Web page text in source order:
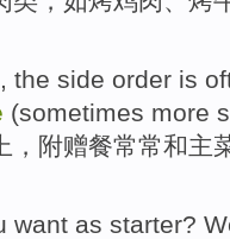
, the side order is
(sometimes more
， 附赠餐常常和主
want as starter?